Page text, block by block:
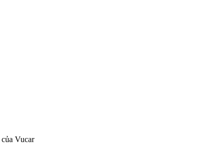
của Vucar